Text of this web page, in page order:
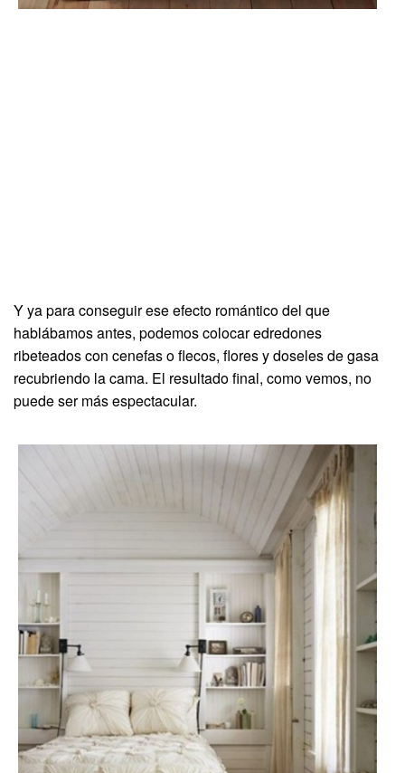
Y ya para conseguir ese efecto romántico del que
hablábamos antes, podemos colocar edredones
ribeteados con cenefas o flecos, flores y doseles de gasa
recubriendo la cama. El resultado final, como vemos, no
puede ser más espectacular.